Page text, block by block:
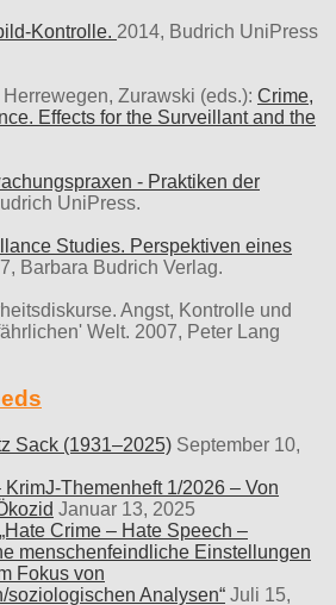
Kontrolle. 2014, Budrich UniPress
Zurawski (eds.): Crime,
Effects for the Surveillant and the
- Praktiken der
UniPress.
Studies. Perspektiven eines
Barbara Budrich Verlag.
Angst, Kontrolle und
Welt. 2007, Peter Lang
Sack (1931–2025) September 10,
Themenheft 1/2026 – Von
Januar 13, 2025
Crime – Hate Speech –
menschenfeindliche Einstellungen
Fokus von
soziologischen Analysen“ Juli 15,